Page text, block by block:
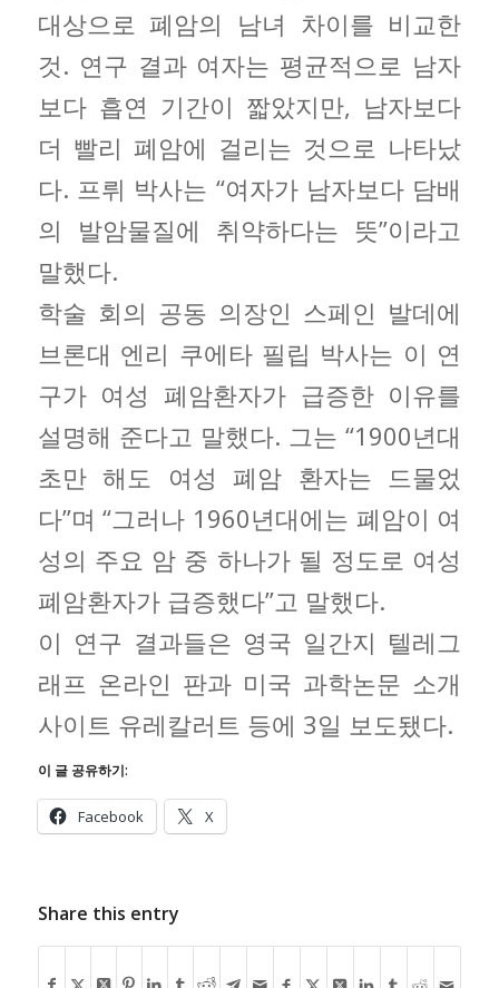
대상으로 폐암의 남녀 차이를 비교한
것. 연구 결과 여자는 평균적으로 남자
보다 흡연 기간이 짧았지만, 남자보다
더 빨리 폐암에 걸리는 것으로 나타났
다. 프뤼 박사는 “여자가 남자보다 담배
의 발암물질에 취약하다는 뜻”이라고
말했다.
학술 회의 공동 의장인 스페인 발데에
브론대 엔리 쿠에타 필립 박사는 이 연
구가 여성 폐암환자가 급증한 이유를
설명해 준다고 말했다. 그는 “1900년대
초만 해도 여성 폐암 환자는 드물었
다”며 “그러나 1960년대에는 폐암이 여
성의 주요 암 중 하나가 될 정도로 여성
폐암환자가 급증했다”고 말했다.
이 연구 결과들은 영국 일간지 텔레그
래프 온라인 판과 미국 과학논문 소개
사이트 유레칼러트 등에 3일 보도됐다.
이 글 공유하기:
Facebook X
Share this entry